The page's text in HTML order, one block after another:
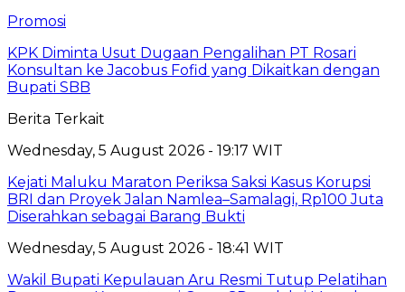
Promosi
KPK Diminta Usut Dugaan Pengalihan PT Rosari
Konsultan ke Jacobus Fofid yang Dikaitkan dengan
Bupati SBB
Berita Terkait
Wednesday, 5 August 2026 - 19:17 WIT
Kejati Maluku Maraton Periksa Saksi Kasus Korupsi
BRI dan Proyek Jalan Namlea–Samalagi, Rp100 Juta
Diserahkan sebagai Barang Bukti
Wednesday, 5 August 2026 - 18:41 WIT
Wakil Bupati Kepulauan Aru Resmi Tutup Pelatihan